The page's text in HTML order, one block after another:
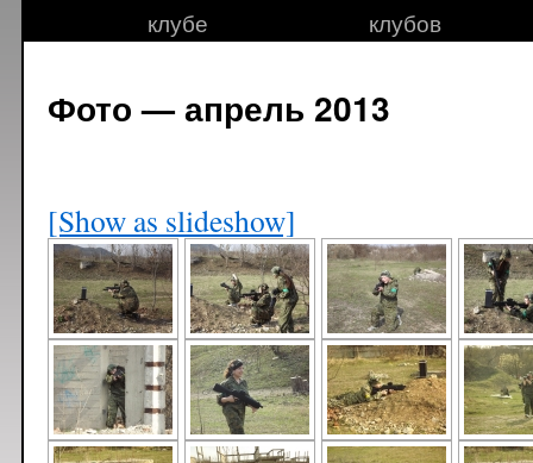
клубе
клубов
Фото — апрель 2013
[Show as slideshow]